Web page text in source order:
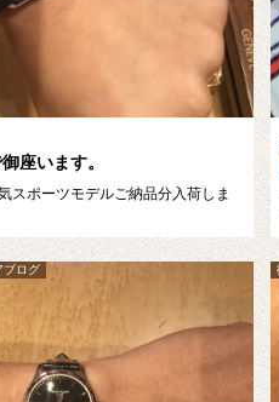
座います。
スポーツモデルご納品分入荷しま
ブログ